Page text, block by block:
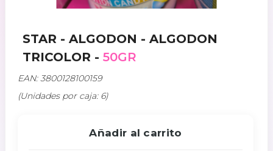
STAR - ALGODON - ALGODON
TRICOLOR - 50GR
EAN: 3800128100159
(Unidades por caja: 6)
Añadir al carrito